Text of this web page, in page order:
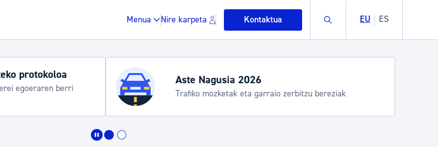
Menua Nire karpeta Kontaktua Buscar EU ES
protokoloa
egoeraren berri
Aste Nagusia 2026
Trafiko mozketak eta garraio zerbitzu bereziak